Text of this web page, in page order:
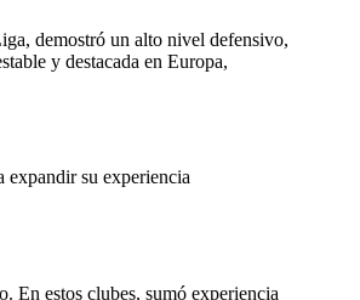
demostró un alto nivel defensivo,
y destacada en Europa,
expandir su experiencia
En estos clubes, sumó experiencia